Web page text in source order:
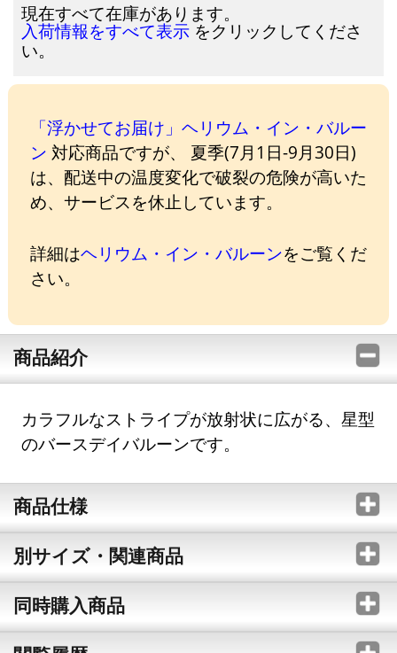
現在すべて在庫があります。
入荷情報をすべて表示 をクリックしてくださ
い。
「浮かせてお届け」ヘリウム・イン・バルー
ン 対応商品ですが、 夏季(7月1日-9月30日)
は、配送中の温度変化で破裂の危険が高いた
め、サービスを休止しています。
詳細はヘリウム・イン・バルーンをご覧くだ
さい。
商品紹介
カラフルなストライプが放射状に広がる、星型
のバースデイバルーンです。
商品仕様
別サイズ・関連商品
同時購入商品